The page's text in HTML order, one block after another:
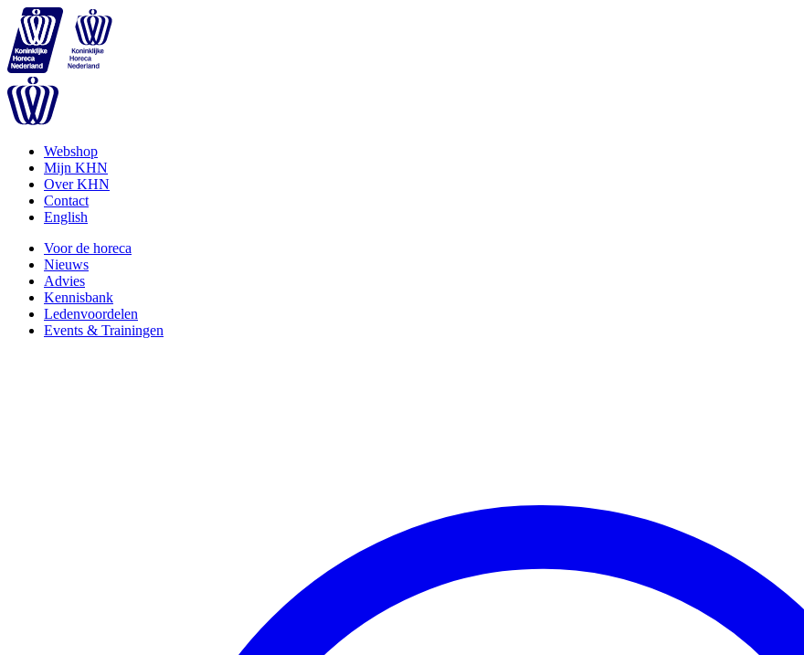
Webshop
Mijn KHN
Over KHN
Contact
English
Voor de horeca
Nieuws
Advies
Kennisbank
Ledenvoordelen
Events & Trainingen